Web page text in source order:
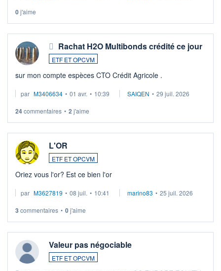
0j'aime
Rachat H2O Multibonds crédité ce jour
ETF ET OPCVM
sur mon compte espèces CTO Crédit Agricole .
par M3406634 • 01 avr. • 10:39 SAIQEN • 29 juil. 2026
24commentaires • 2 j'aime
L'OR
ETF ET OPCVM
Oriez vous l'or? Est ce bien l'or
par M3627819 • 08 juil. • 10:41 marino83 • 25 juil. 2026
3 commentaires • 0j'aime
Valeur pas négociable
ETF ET OPCVM